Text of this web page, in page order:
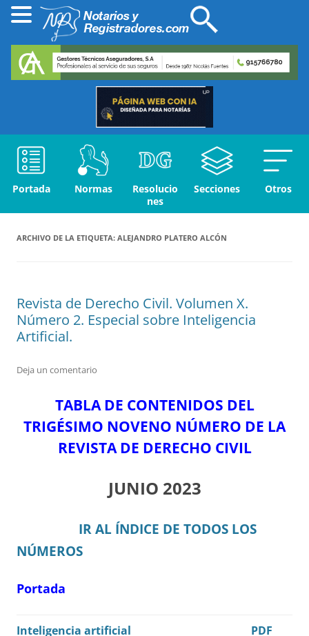
Portada Normas
Resolucio
nes
Secciones Otros
ARCHIVO DE LA ETIQUETA: ALEJANDRO PLATERO ALCÓN
Revista de Derecho Civil. Volumen X.
Número 2. Especial sobre Inteligencia
Artificial.
Deja un comentario
TABLA DE CONTENIDOS DEL
TRIGÉSIMO NOVENO NÚMERO DE LA
REVISTA DE DERECHO CIVIL
JUNIO 2023
IR AL ÍNDICE DE TODOS LOS
NÚMEROS
Portada
Inteligencia artificial
PDF